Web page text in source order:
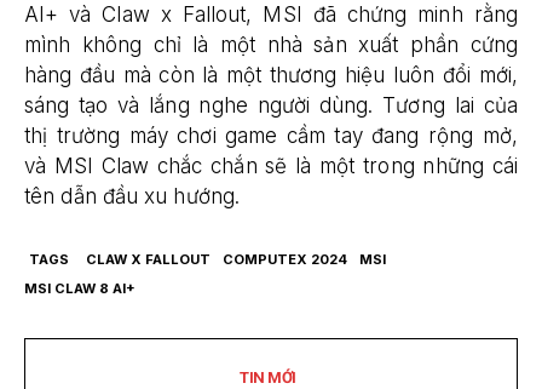
AI+ và Claw x Fallout, MSI đã chứng minh rằng
mình không chỉ là một nhà sản xuất phần cứng
hàng đầu mà còn là một thương hiệu luôn đổi mới,
sáng tạo và lắng nghe người dùng. Tương lai của
thị trường máy chơi game cầm tay đang rộng mở,
và MSI Claw chắc chắn sẽ là một trong những cái
tên dẫn đầu xu hướng.
TAGS CLAW X FALLOUT COMPUTEX 2024
MSI
MSI CLAW 8 AI+
TIN MỚI